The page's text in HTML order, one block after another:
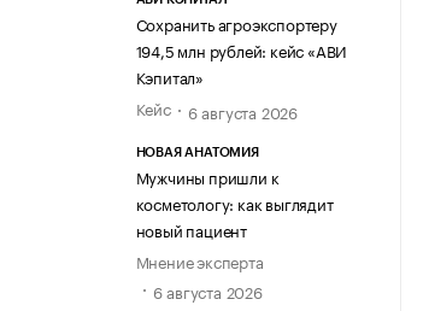
Сохранить агроэкспортеру
194,5 млн рублей: кейс «АВИ
Кэпитал»
Кейс
6 августа 2026
НОВАЯ АНАТОМИЯ
Мужчины пришли к
косметологу: как выглядит
новый пациент
Мнение эксперта
6 августа 2026